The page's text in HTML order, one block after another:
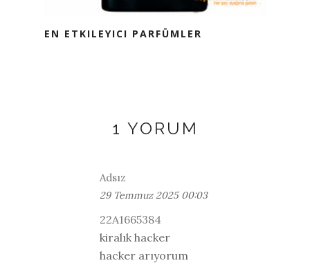
EN ETKILEYICI PARFÜMLER
1 YORUM
Adsız
29 Temmuz 2025 00:03
22A1665384
kiralık hacker
hacker arıyorum